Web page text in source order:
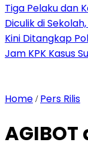
Tiga Pelaku dan
Diculik di
Kini Ditangkap
Jam KPK Kasus
Home / Pers Rilis
AGIBOT